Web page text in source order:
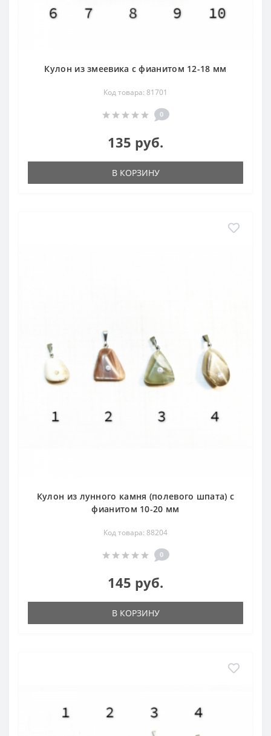
Кулон из змеевика с фианитом 12-18 мм
Код товара: 81701
0
135 руб.
В КОРЗИНУ
Кулон из лунного камня (полевого шпата) с
фианитом 10-20 мм
Код товара: 88204
0
145 руб.
В КОРЗИНУ